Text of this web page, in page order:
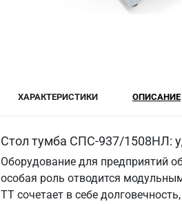
ХАРАКТЕРИСТИКИ ОПИСАНИЕ
Стол тумба СПС-937/1508НЛ:
Оборудование для предприятий
особая роль отводится
ТТ сочетает в себе